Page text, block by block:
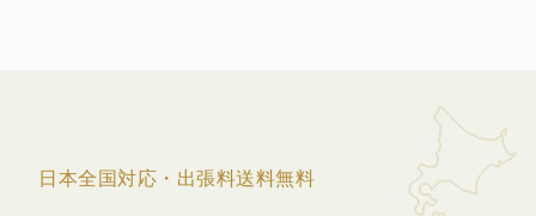
日本全国対応・出張料送料無料